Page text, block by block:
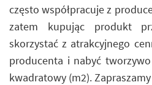
często współpracuje z
zatem kupując produkt
skorzystać z atrakcyjnego
producenta i nabyć
kwadratowy (m2).